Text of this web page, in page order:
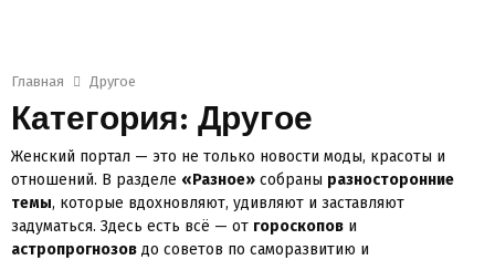
Главная Другое
Категория: Другое
Женский портал — это не только новости моды, красоты и
отношений. В разделе «Разное» собраны разносторонние
темы, которые вдохновляют, удивляют и заставляют
задуматься. Здесь есть всё — от гороскопов и
астропрогнозов до советов по саморазвитию и